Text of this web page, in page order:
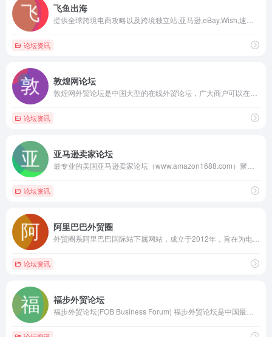
飞鱼出海
论坛资讯
敦煌网论坛
论坛资讯
亚马逊卖家论坛
论坛资讯
阿里巴巴外贸圈
论坛资讯
福步外贸论坛